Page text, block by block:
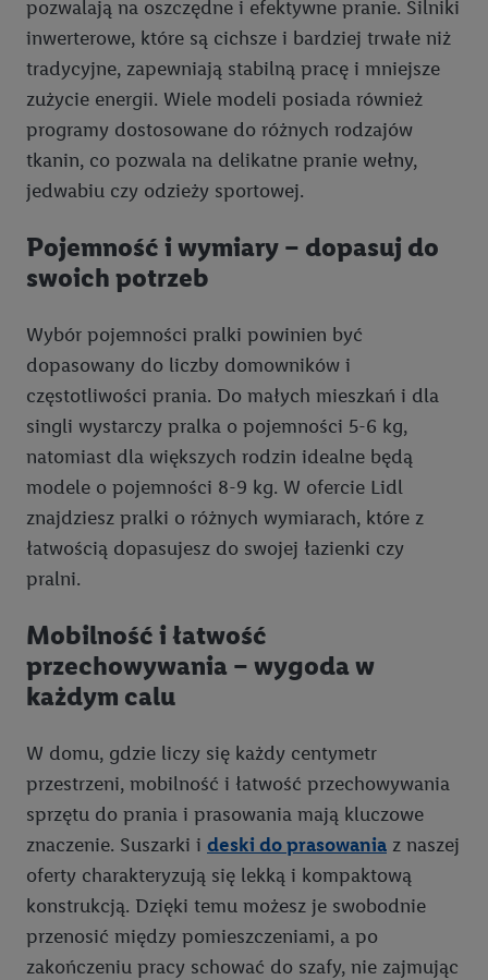
pozwalają na oszczędne i efektywne pranie. Silniki
inwerterowe, które są cichsze i bardziej trwałe niż
tradycyjne, zapewniają stabilną pracę i mniejsze
zużycie energii. Wiele modeli posiada również
programy dostosowane do różnych rodzajów
tkanin, co pozwala na delikatne pranie wełny,
jedwabiu czy odzieży sportowej.
Pojemność i wymiary – dopasuj do
swoich potrzeb
Wybór pojemności pralki powinien być
dopasowany do liczby domowników i
częstotliwości prania. Do małych mieszkań i dla
singli wystarczy pralka o pojemności 5-6 kg,
natomiast dla większych rodzin idealne będą
modele o pojemności 8-9 kg. W ofercie Lidl
znajdziesz pralki o różnych wymiarach, które z
łatwością dopasujesz do swojej łazienki czy
pralni.
Mobilność i łatwość
przechowywania – wygoda w
każdym calu
W domu, gdzie liczy się każdy centymetr
przestrzeni, mobilność i łatwość przechowywania
sprzętu do prania i prasowania mają kluczowe
znaczenie. Suszarki i deski do prasowania z naszej
oferty charakteryzują się lekką i kompaktową
konstrukcją. Dzięki temu możesz je swobodnie
przenosić między pomieszczeniami, a po
zakończeniu pracy schować do szafy, nie zajmując